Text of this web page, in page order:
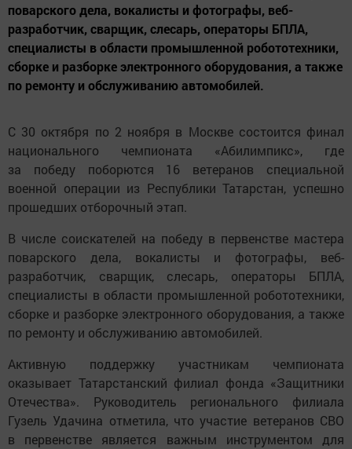
поварского дела, вокалисты и фотографы, веб-
разработчик, сварщик, слесарь, операторы БПЛА,
специалисты в области промышленной робототехники,
сборке и разборке электронного оборудования, а также
по ремонту и обслуживанию автомобилей.
С 30 октября по 2 ноября в Москве состоится финал
национального чемпионата «Абилимпикс», где
за победу поборются 16 ветеранов специальной
военной операции из Республики Татарстан, успешно
прошедших отборочный этап.
В числе соискателей на победу в первенстве мастера
поварского дела, вокалисты и фотографы, веб-
разработчик, сварщик, слесарь, операторы БПЛА,
специалисты в области промышленной робототехники,
сборке и разборке электронного оборудования, а также
по ремонту и обслуживанию автомобилей.
Активную поддержку участникам чемпионата
оказывает Татарстанский филиал фонда «Защитники
Отечества». Руководитель регионального филиала
Гузель Удачина отметила, что участие ветеранов СВО
в первенстве является важным инструментом для